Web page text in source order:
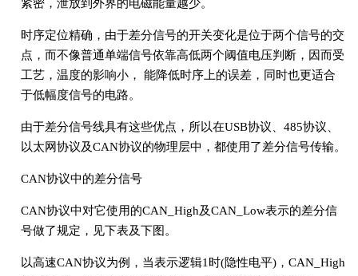
紧密，泄放到外界的电磁能量越少。
时序定位精确，由于差分信号的开关变化是位于两个信号的交
点，而不像普通单端信号依靠高低两个阈值电压判断，因而受
工艺，温度的影响小， 能降低时序上的误差，同时也更适合
于低幅度信号的电路。
由于差分信号线具有这些优点，所以在USB协议、485协议、
以太网协议及CAN协议的物理层中，都使用了差分信号传输。
CAN协议中的差分信号
CAN协议中对它使用的CAN_High及CAN_Low表示的差分信
号做了规定，见下表及下图。
以高速CAN协议为例，当表示逻辑1时(隐性电平)，CAN_High